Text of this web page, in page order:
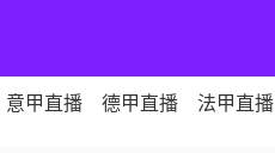
意甲直播 德甲直播 法甲直播